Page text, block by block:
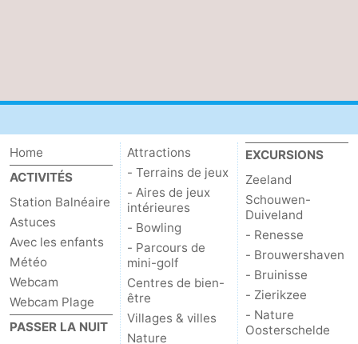
Walcherse
bos
Dishoek
-
Vlissingen
-
Middelburg
Zeeuws-
Vlaanderen
-
Nieuwvliet
-
Sluis
-
Cadzand
-
Home
ACTIVITÉS
Station Balnéaire
Astuces
Avec les enfants
Météo
Webcam
Webcam Plage
PASSER LA NUIT
Attractions
- Terrains de jeux
- Aires de jeux
intérieures
- Bowling
- Parcours de
mini-golf
Centres de bien-
être
Villages & villes
Nature
EXCURSIONS
Zeeland
Schouwen-
Duiveland
- Renesse
- Brouwershaven
- Bruinisse
- Zierikzee
- Nature
Oosterschelde